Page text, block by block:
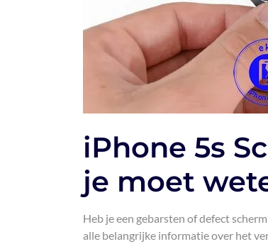
iPhone 5s
je moet
Heb je een gebarsten of defect
alle belangrijke informatie over het